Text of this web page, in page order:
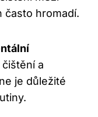
často hromadí.
a
je důležité